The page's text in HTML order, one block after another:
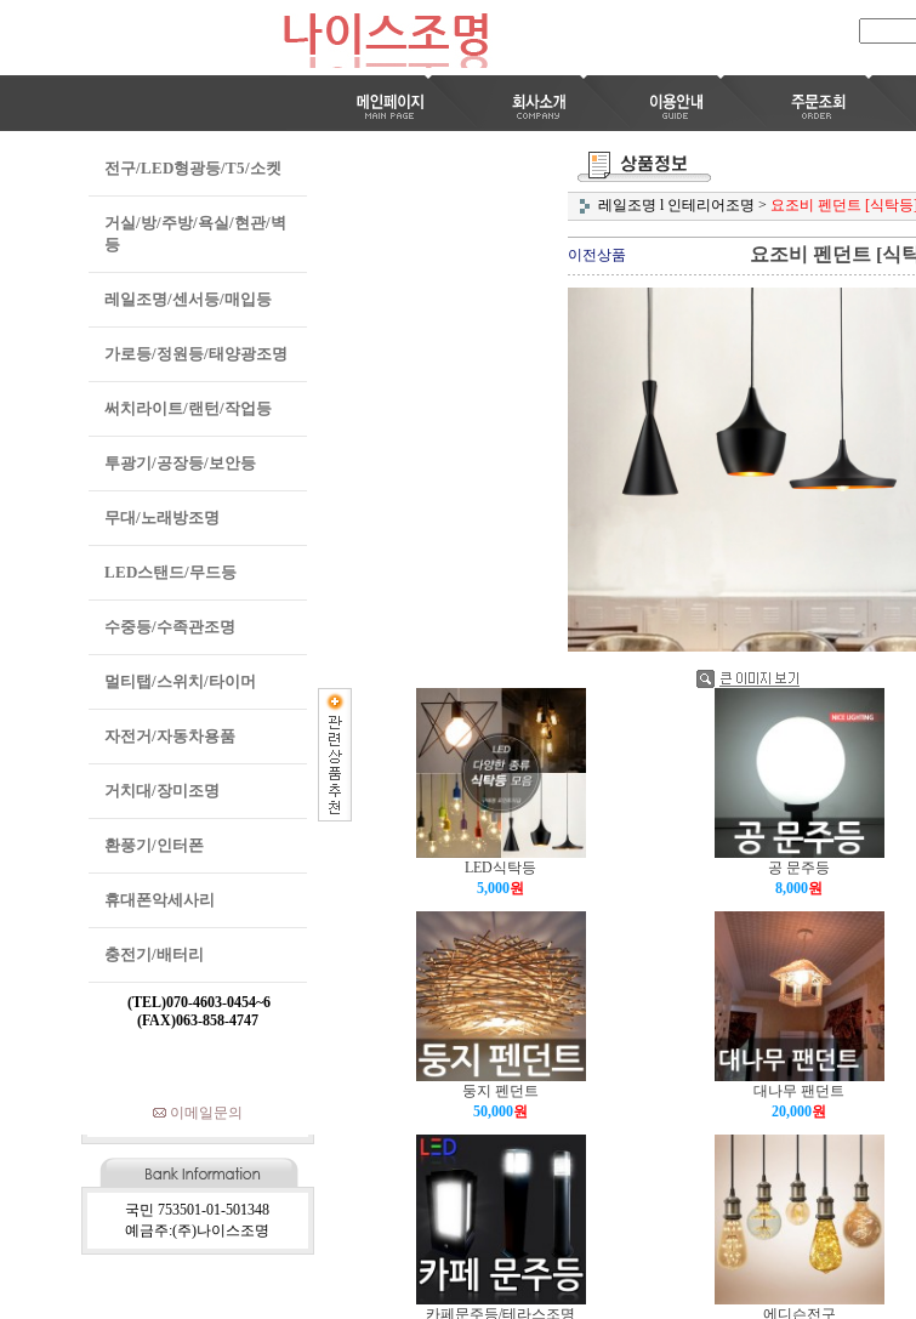
전구/LED형광등/T5/소켓
거실/방/주방/욕실/현관/벽
등
레일조명/센서등/매입등
가로등/정원등/태양광조명
써치라이트/랜턴/작업등
투광기/공장등/보안등
무대/노래방조명
LED스탠드/무드등
수중등/수족관조명
멀티탭/스위치/타이머
자전거/자동차용품
거치대/장미조명
환풍기/인터폰
휴대폰악세사리
충전기/배터리
(TEL)070-4603-0454~6
(FAX)063-858-4747
이메일문의
국민 753501-01-501348
예금주:(주)나이스조명
레일조명 l 인테리어조명 > 요조비 펜던트 [식탁
이전상품 요조비 펜던트 [식
LED식탁등 공 문주등
5,000원 8,000원
둥지 펜던트 대나무 팬던트
50,000원 20,000원
카페문주등/테라스조명 에디슨전구